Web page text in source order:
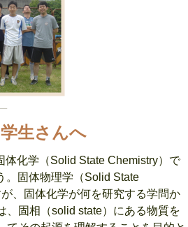
化学（Solid State Chemistry）で
。固体物理学（Solid State
、固体化学が何を研究する学問か
、固相（solid state）にある物質を
生さんへ